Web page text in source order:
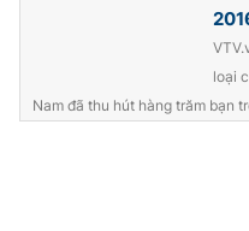
loại
Nam đã thu hút hàng trăm bạn